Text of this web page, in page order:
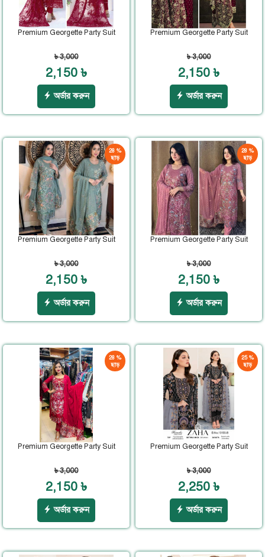
Premium Georgette Party Suit
৳ 3,000
2,150 ৳
অর্ডার করুন
Premium Georgette Party Suit
৳ 3,000
2,150 ৳
অর্ডার করুন
28 %
ছাড়
Premium Georgette Party Suit
৳ 3,000
2,150 ৳
অর্ডার করুন
28 %
ছাড়
Premium Georgette Party Suit
৳ 3,000
2,150 ৳
অর্ডার করুন
28 %
ছাড়
Premium Georgette Party Suit
৳ 3,000
2,150 ৳
অর্ডার করুন
25 %
ছাড়
Premium Georgette Party Suit
৳ 3,000
2,250 ৳
অর্ডার করুন